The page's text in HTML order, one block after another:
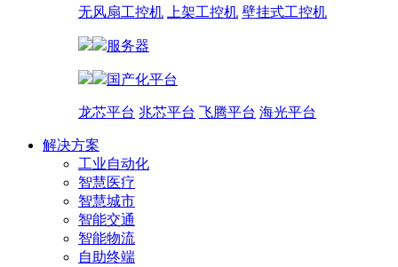
无风扇工控机 上架工控机 壁挂式工控机
服务器
国产化平台
龙芯平台 兆芯平台 飞腾平台 海光平台
解决方案
工业自动化
智慧医疗
智慧城市
智能交通
智能物流
自助终端